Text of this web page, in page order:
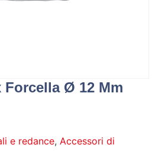
Forcella Ø 12 Mm
e redance, Accessori di